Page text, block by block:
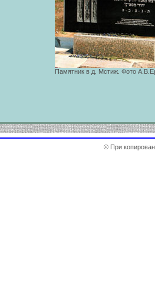
Памятник в д. Мстиж. Фото
© При